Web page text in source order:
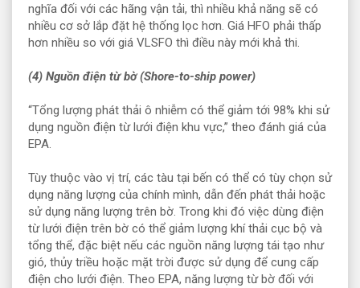
nghĩa đối với các hãng vận tải, thì nhiều khả năng sẽ có
nhiều cơ sở lắp đặt hệ thống lọc hơn. Giá HFO phải thấp
hơn nhiều so với giá VLSFO thì điều này mới khả thi.
(4) Nguồn điện từ bờ (Shore-to-ship power)
“Tổng lượng phát thải ô nhiễm có thể giảm tới 98% khi sử
dụng nguồn điện từ lưới điện khu vực,” theo đánh giá của
EPA.
Tùy thuộc vào vị trí, các tàu tại bến có thể có tùy chọn sử
dụng năng lượng của chính mình, dẫn đến phát thải hoặc
sử dụng năng lượng trên bờ. Trong khi đó việc dùng điện
từ lưới điện trên bờ có thể giảm lượng khí thải cục bộ và
tổng thể, đặc biệt nếu các nguồn năng lượng tái tạo như
gió, thủy triều hoặc mặt trời được sử dụng để cung cấp
điện cho lưới điện. Theo EPA, năng lượng từ bờ đối với